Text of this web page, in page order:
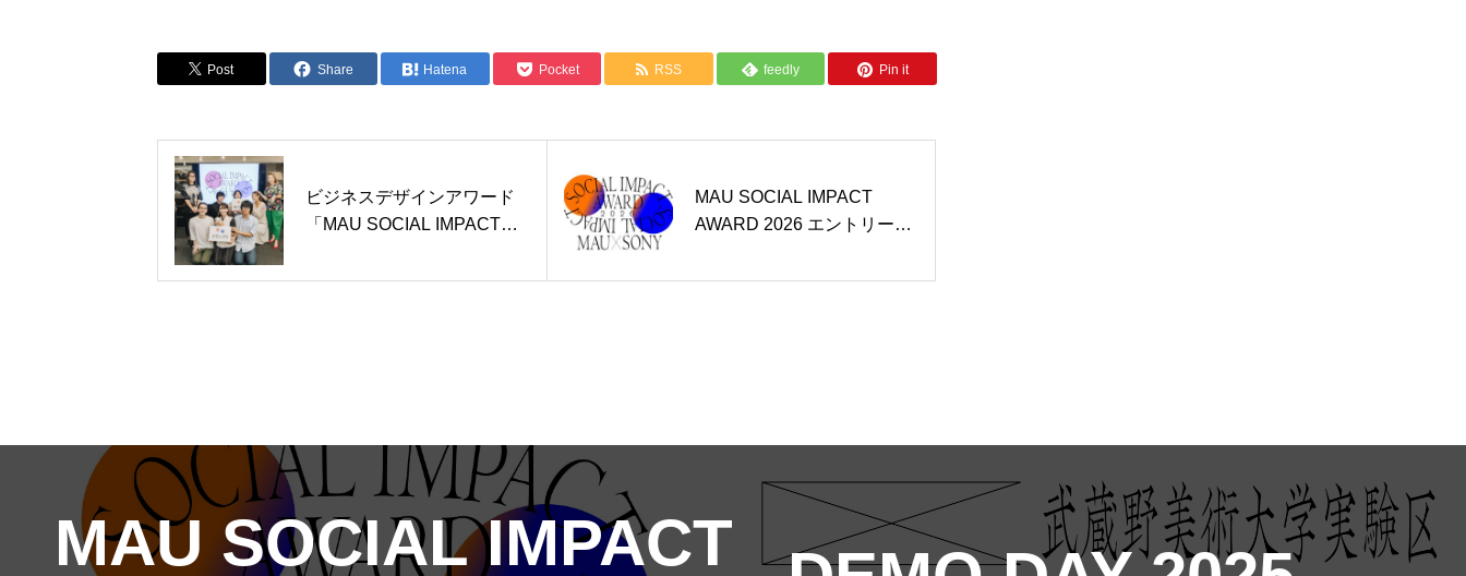
Post Share Hatena Pocket RSS feedly Pin it
ビジネスデザインアワード
「MAU SOCIAL IMPACT
決定！
MAU SOCIAL IMPACT
AWARD 2026 エントリー開
ィング株式会社との協働開
MAU SOCIAL IMPACT